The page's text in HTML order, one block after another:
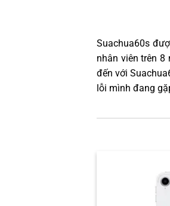
Suachua60s
nhân viên trên 8
đến với
lỗi mình đang